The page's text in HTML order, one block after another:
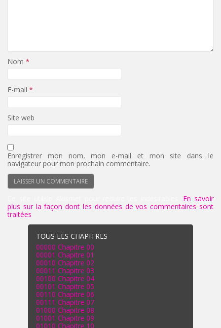
Nom *
E-mail *
Site web
Enregistrer mon nom, mon e-mail et mon site dans le
navigateur pour mon prochain commentaire.
En savoir
plus sur la façon dont les données de vos commentaires sont
traitées
TOUS LES CHAPITRES
00000 Chapitre 00
00001 Chapitre 01
00010 Chapitre 02
00011 Chapitre 03
00100 Chapitre 04
00101 Chapitre 05
00110 Chapitre 06
00111 Chapitre 07
01000 Chapitre 08
01001 Chapitre 09
01010 Chapitre 10